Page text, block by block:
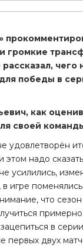
громкие
чего
победы в
как
своей
удовлетворён
этом надо
усилились,
в игре
что
в
первых двух